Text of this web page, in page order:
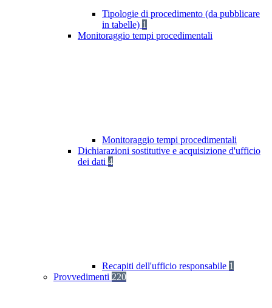
Tipologie di procedimento (da pubblicare
in tabelle) 1
Monitoraggio tempi procedimentali
Monitoraggio tempi procedimentali
Dichiarazioni sostitutive e acquisizione d'ufficio
dei dati 4
Recapiti dell'ufficio responsabile 1
Provvedimenti 220